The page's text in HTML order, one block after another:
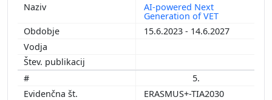
AI-powered Next
Generation of VET
15.6.2023 - 14.6.2027
5.
ERASMUS+-TIA2030